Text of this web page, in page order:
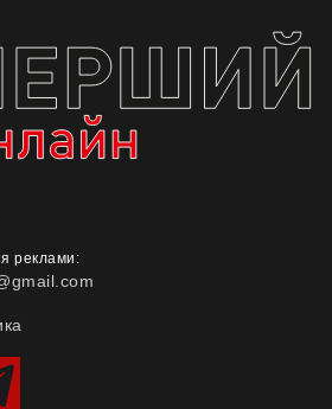
реклами: